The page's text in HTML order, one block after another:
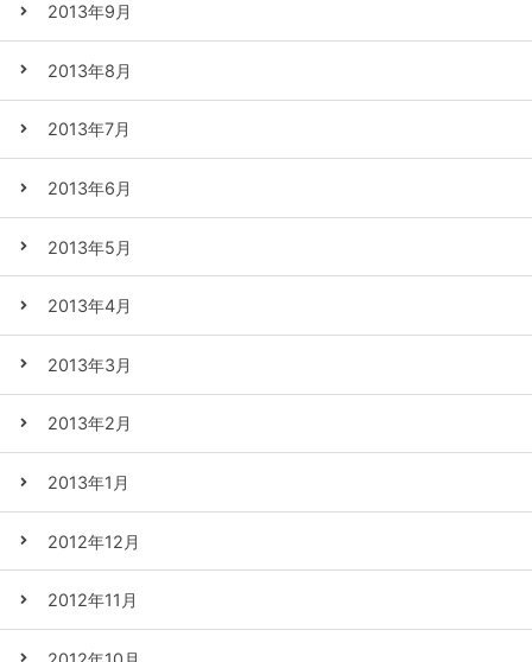
2013年9月
2013年8月
2013年7月
2013年6月
2013年5月
2013年4月
2013年3月
2013年2月
2013年1月
2012年12月
2012年11月